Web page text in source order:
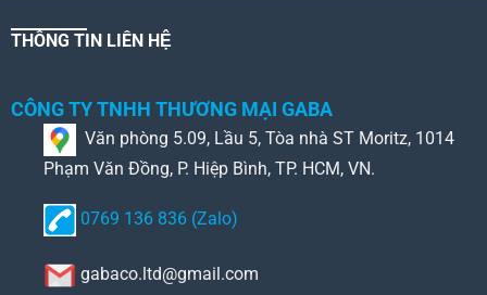
THÔNG TIN LIÊN HỆ
CÔNG TY TNHH THƯƠNG MẠI GABA
Văn phòng 5.09, Lầu 5, Tòa nhà ST Moritz, 1014
Phạm Văn Đồng, P. Hiệp Bình, TP. HCM, VN.
0769 136 836 (Zalo)
gabaco.ltd@gmail.com